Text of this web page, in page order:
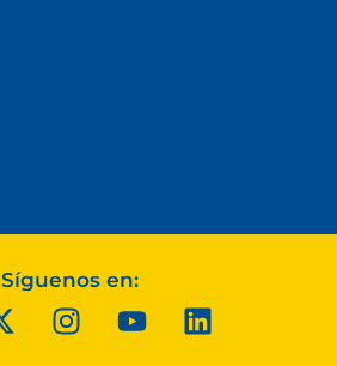
Síguenos en: